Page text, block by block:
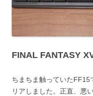
FINAL FANTASY
ちまちま触っていたFF15
リアしました。正直、悪